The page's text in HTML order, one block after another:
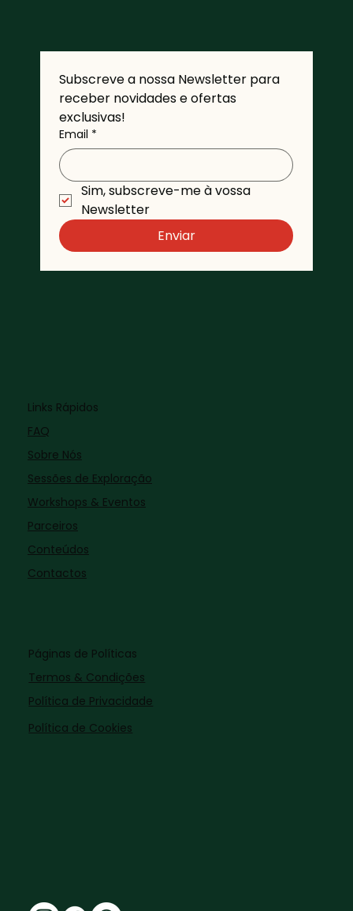
Páginas de Políticas
Termos & Condições
Política de Privacidade
Política de Cookies
Links Rápidos
FAQ
Sobre Nós
Sessões de Exploração
Workshops & Eventos
Parceiros
Conteúdos
Contactos
Subscreve a nossa Newsletter para
receber novidades e ofertas
exclusivas!
Email *
Sim, subscreve-me à vossa
Enviar